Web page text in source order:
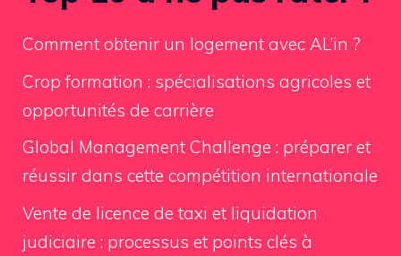
Comment obtenir un logement avec AL’in ?
Crop formation : spécialisations agricoles et
opportunités de carrière
Global Management Challenge : préparer et
réussir dans cette compétition internationale
Vente de licence de taxi et liquidation
judiciaire : processus et points clés à